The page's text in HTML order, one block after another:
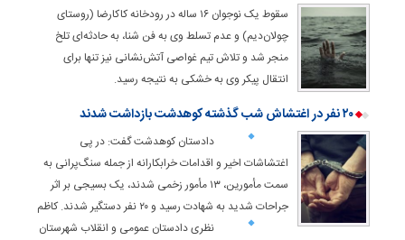
سقوط یک نوجوان ۱۶ ساله در رودخانه کاکارضا (روستای
چولان‌دیم) و عدم تسلط وی به فن شنا، به حادثه‌ای تلخ
منجر شد و تلاش تیم غواصی آتش‌نشانی نیز تنها برای
انتقال پیکر وی به خشکی به نتیجه رسید.
۲۰ نفر در اغتشاش شب گذشته کوهدشت بازداشت شدند
دادستان کوهدشت گفت: در پی
اغتشاشات اخیر و اقدامات خرابکارانه از جمله سنگ‌پرانی به
سمت مأمورین، ۱۳ مأمور زخمی شدند، یک بسیجی بر اثر
جراحات شدید به شهادت رسید و ۲۰ نفر دستگیر شدند.
کاظم
نظری دادستان عمومی و انقلاب شهرستان